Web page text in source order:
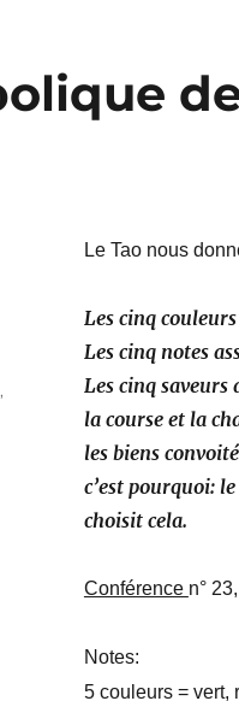
Le Tao nous
Les cinq
Les cinq notes
Les cinq saveurs
la course et la
les biens
c’est pourquoi:
choisit cela.
Conférence n°
Notes:
5 couleurs = vert,
,